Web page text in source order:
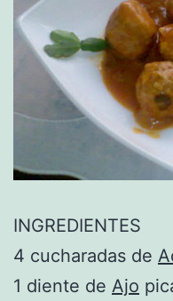
INGREDIENTES
4 cucharadas de
1 diente de Ajo